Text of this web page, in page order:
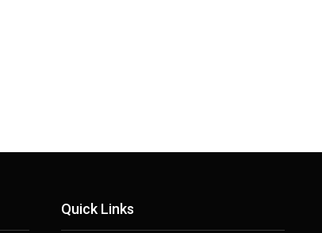
Quick Links